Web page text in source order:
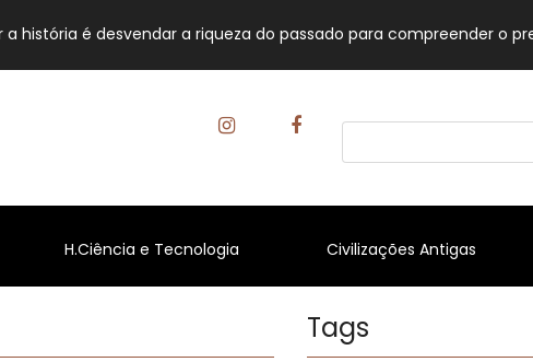
a história é desvendar a riqueza do passado para compreender o
H.Ciência e Tecnologia Civilizações Antigas
Tags